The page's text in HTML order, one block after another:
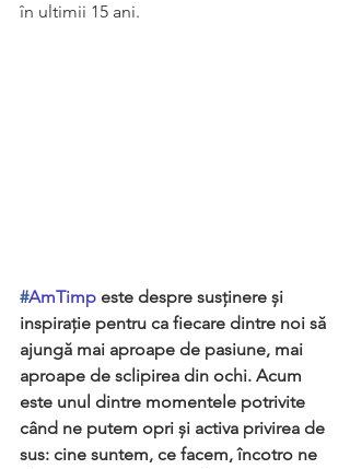
în ultimii 15 ani.
#AmTimp este despre susținere și
inspirație pentru ca fiecare dintre noi să
ajungă mai aproape de pasiune, mai
aproape de sclipirea din ochi. Acum
este unul dintre momentele potrivite
când ne putem opri și activa privirea de
sus: cine suntem, ce facem, încotro ne